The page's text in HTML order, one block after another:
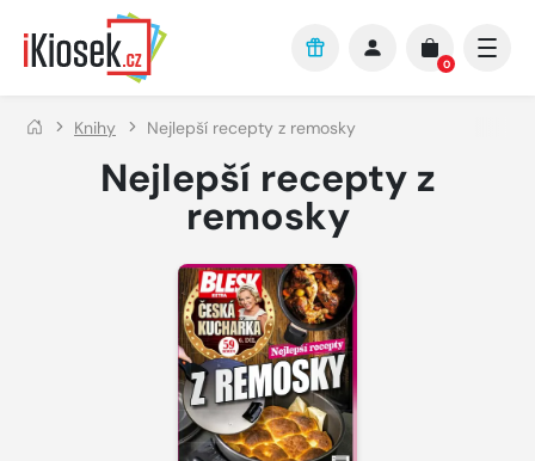
Přejít na hlavní obsah
0
Knihy Nejlepší recepty z remosky
Nejlepší recepty z
remosky